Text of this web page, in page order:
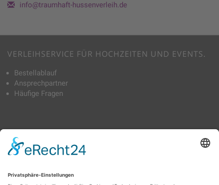
info@traumhaft-hussenverleih.de
VERLEIHSERVICE FÜR HOCHZEITEN UND EVENTS.
Bestellablauf
Ansprechpartner
Häufige Fragen
TAGS
Bierbankhussen Tischdecken